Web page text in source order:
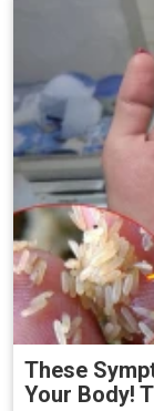
These
Your Body!